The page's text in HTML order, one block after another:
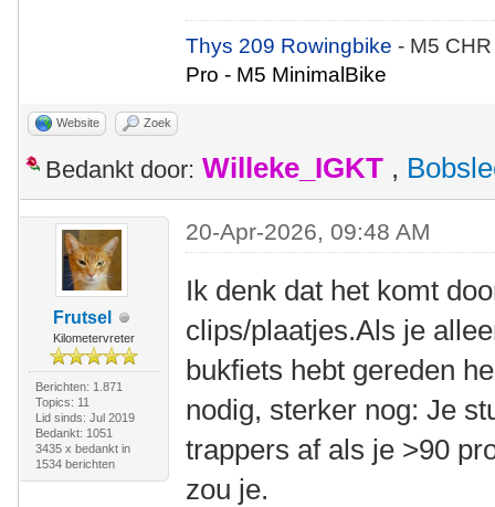
Thys 209 Rowingbike- M5
Pro - M5 MinimalBike
Website Zoek
Bedankt door: Willeke_IGKT ,
Frutsel
Kilometervreter
Berichten: 1.871
Topics: 11
Lid sinds: Jul 2019
Bedankt: 1051
3435 x bedankt in
1534 berichten
20-Apr-2026, 09:48 AM
Ik denk dat het komt
clips/plaatjes.Als je
bukfiets hebt gereden
nodig, sterker nog: Je
trappers af als je >90
zou je.